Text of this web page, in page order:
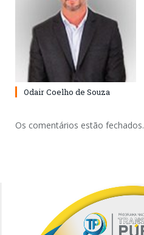
Odair Coelho de Souza
Os comentários estão fechados.